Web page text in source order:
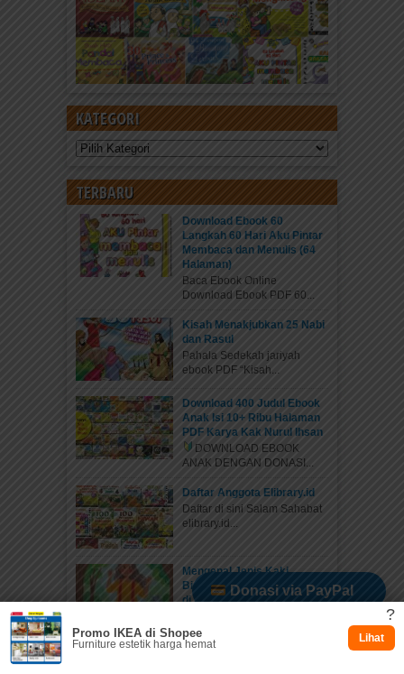
KATEGORI
Kategori
TERBARU
Download Ebook 60
Langkah 60 Hari Aku Pintar
Membaca dan Menulis (64
Halaman)
Baca Ebook Online
Download Ebook PDF 60...
Kisah Menakjubkan 25 Nabi
dan Rasul
Pahala Sedekah jariyah
ebook PDF “Kisah...
Download 400 Judul Ebook
Anak Isi 10+ Ribu Halaman
PDF Karya Kak Nurul Ihsan
DOWNLOAD EBOOK
ANAK DENGAN DONASI...
Daftar Anggota Elibrary.id
Daftar di sini Salam Sahabat
elibrary.id...
Mengenal Jenis Kaki
Binatang: Petualangan Rara
di Hutan Ajaib
WORKSHEETS PAUD...
Donasi via PayPal
Dukung via Kitabisa
?
Promo IKEA di Shopee
Furniture estetik harga hemat Lihat